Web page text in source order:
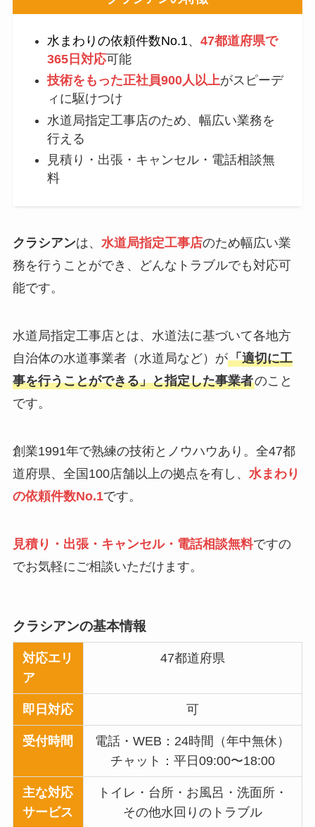
水まわりの依頼件数No.1、47都道府県で
365日対応可能
技術をもった正社員900人以上がスピーデ
ィに駆けつけ
水道局指定工事店のため、幅広い業務を
行える
見積り・出張・キャンセル・電話相談無
料
クラシアンは、 水道局指定工事店のため幅広い業
務を行うことができ、どんなトラブルでも対応可
能です。
水道局指定工事店とは、水道法に基づいて各地方
自治体の水道事業者（水道局など）が「適切に工
事を行うことができる」と指定した事業者のこと
です。
創業1991年で熟練の技術とノウハウあり。全47都
道府県、全国100店舗以上の拠点を有し、 水まわり
の依頼件数No.1です。
見積り・出張・キャンセル・電話相談無料ですの
でお気軽にご相談いただけます。
クラシアンの基本情報
対応エリ
ア
47都道府県
即日対応 可
受付時間
電話・WEB：24時間（年中無休）
チャット：平日09:00〜18:00
主な対応
サービス
トイレ・台所・お風呂・洗面所・
その他水回りのトラブル